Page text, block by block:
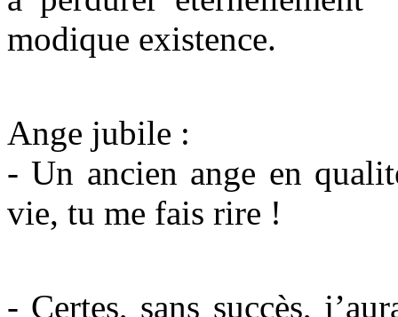
modique existence.
Ange jubile :
- Un ancien ange en
vie, tu me fais rire !
- Certes, sans succès,